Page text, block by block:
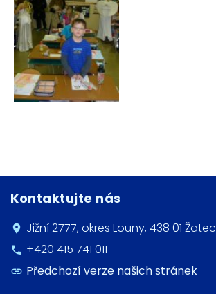
Kontaktujte nás
Jižní 2777, okres Louny, 438 01 Žatec
+420 415 741 011
Předchozí verze našich stránek